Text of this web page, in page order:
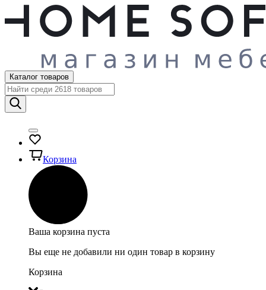
Каталог товаров
Корзина
Ваша корзина пуста
Вы еще не добавили ни один товар в корзину
Корзина